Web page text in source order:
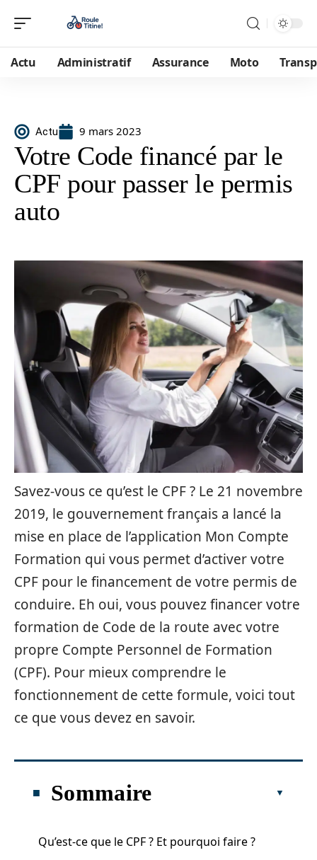
Actu Administratif Assurance Moto
Actu 9 mars 2023
Votre Code financé par le
CPF pour passer le permis
auto
Savez-vous ce qu’est le CPF ? Le 21 novembre
2019, le gouvernement français a lancé la
mise en place de l’application Mon Compte
Formation qui vous permet d’activer votre
CPF pour le financement de votre permis de
conduire. Eh oui, vous pouvez financer votre
formation de Code de la route avec votre
propre Compte Personnel de Formation
(CPF). Pour mieux comprendre le
fonctionnement de cette formule, voici tout
ce que vous devez en savoir.
Sommaire
Qu’est-ce que le CPF ? Et pourquoi faire ?